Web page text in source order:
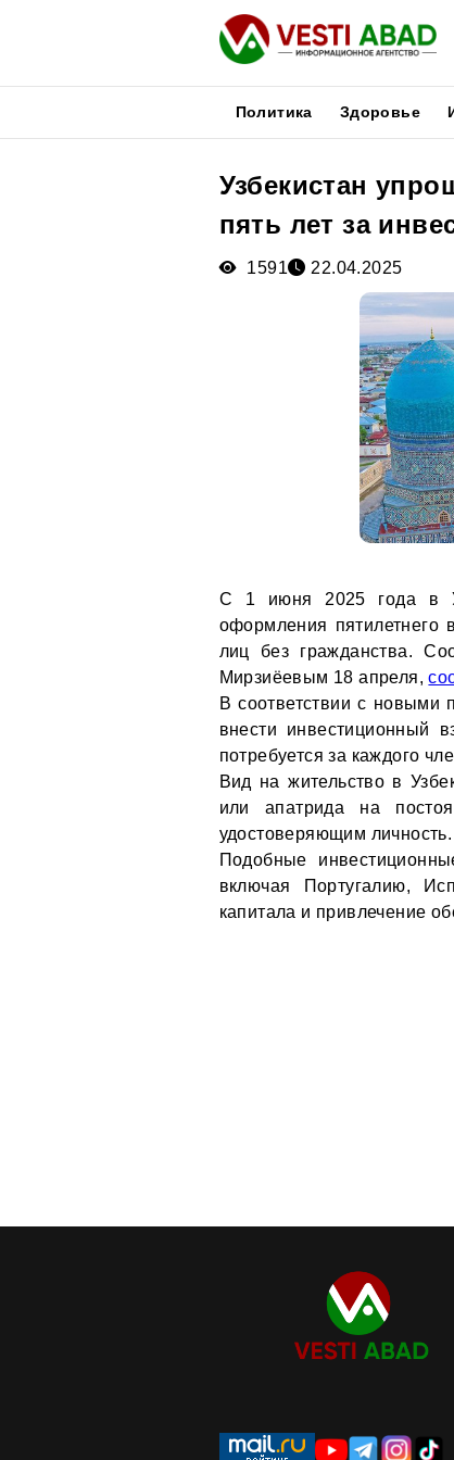
Политика Здоровье
Узбекистан
пять лет за
1591 22.04.2025
С 1 июня 2025 года в
оформления
лиц без гражданства.
Мирзиёевым 18 апреля,
В соответствии с
внести инвестиционный
потребуется за каждого
Вид на жительство в
или апатрида на
удостоверяющим личность.
Подобные
включая Португалию,
капитала и привлечение